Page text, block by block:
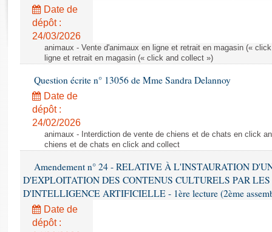
Rapports législatifs
Rapports sur l'application des lois
Baromètre de l’application des lois
Dossiers législatifs
Budget et sécurité sociale
Questions écrites et orales
Comptes rendus des débats
Date de
dépôt :
24/03/2026
animaux - Vente d'animaux en ligne et retrait en magasin («
ligne et retrait en magasin (« click and collect »)
Question écrite n° 13056 de Mme Sandra Delannoy
Date de
dépôt :
24/02/2026
animaux - Interdiction de vente de chiens et de chats en click
chiens et de chats en click and collect
Amendement n° 24 - RELATIVE À L'INSTAURATION
D'EXPLOITATION DES CONTENUS CULTURELS PAR LES
D'INTELLIGENCE ARTIFICIELLE - 1ère lecture (2ème
Date de
dépôt :